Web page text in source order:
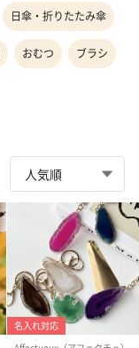
日傘・折りたたみ傘
おむつ ブラシ